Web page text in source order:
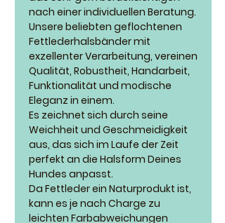
nach einer individuellen Beratung.
Unsere beliebten geflochtenen
Fettlederhalsbänder mit
exzellenter Verarbeitung, vereinen
Qualität, Robustheit, Handarbeit,
Funktionalität und modische
Eleganz in einem.
Es zeichnet sich durch seine
Weichheit und Geschmeidigkeit
aus, das sich im Laufe der Zeit
perfekt an die Halsform Deines
Hundes anpasst.
Da Fettleder ein Naturprodukt ist,
kann es je nach Charge zu
leichten Farbabweichungen